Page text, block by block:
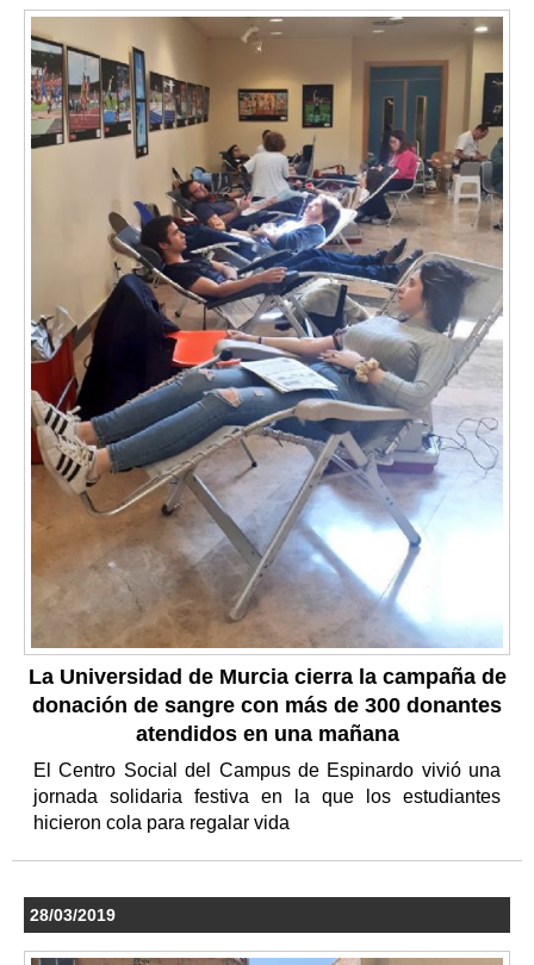
La Universidad de Murcia cierra la campaña de
donación de sangre con más de 300 donantes
atendidos en una mañana
El Centro Social del Campus de Espinardo vivió una
jornada solidaria festiva en la que los estudiantes
hicieron cola para regalar vida
28/03/2019